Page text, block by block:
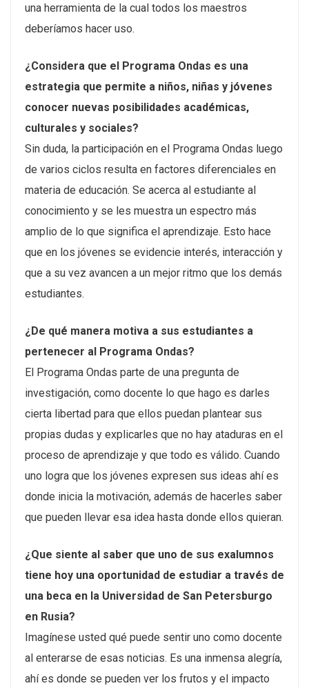
una herramienta de la cual todos los maestros
deberíamos hacer uso.
¿Considera que el Programa Ondas es una
estrategia que permite a niños, niñas y jóvenes
conocer nuevas posibilidades académicas,
culturales y sociales?
Sin duda, la participación en el Programa Ondas luego
de varios ciclos resulta en factores diferenciales en
materia de educación. Se acerca al estudiante al
conocimiento y se les muestra un espectro más
amplio de lo que significa el aprendizaje. Esto hace
que en los jóvenes se evidencie interés, interacción y
que a su vez avancen a un mejor ritmo que los demás
estudiantes.
¿De qué manera motiva a sus estudiantes a
pertenecer al Programa Ondas?
El Programa Ondas parte de una pregunta de
investigación, como docente lo que hago es darles
cierta libertad para que ellos puedan plantear sus
propias dudas y explicarles que no hay ataduras en el
proceso de aprendizaje y que todo es válido. Cuando
uno logra que los jóvenes expresen sus ideas ahí es
donde inicia la motivación, además de hacerles saber
que pueden llevar esa idea hasta donde ellos quieran.
¿Que siente al saber que uno de sus exalumnos
tiene hoy una oportunidad de estudiar a través de
una beca en la Universidad de San Petersburgo
en Rusia?
Imagínese usted qué puede sentir uno como docente
al enterarse de esas noticias. Es una inmensa alegría,
ahí es donde se pueden ver los frutos y el impacto